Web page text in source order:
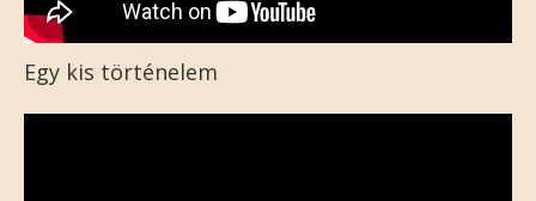
Egy kis történelem